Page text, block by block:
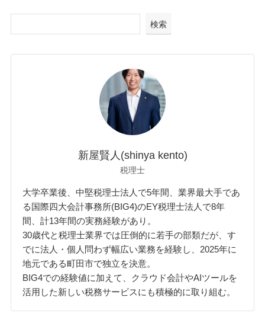
検索
新屋賢人(shinya kento)
税理士
大学卒業後、中堅税理士法人で5年間、業界最大手であ
る国際四大会計事務所(BIG4)のEY税理士法人で8年
間、計13年間の実務経験があり。
30歳代と税理士業界では圧倒的に若手の部類だが、す
でに法人・個人問わず幅広い業務を経験し、2025年に
地元である町田市で独立を決意。
BIG4での経験値に加えて、クラウド会計やAIツールを
活用した新しい税務サービスにも積極的に取り組む。